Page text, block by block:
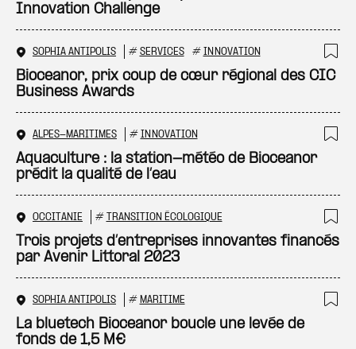
Innovation Challenge
SOPHIA ANTIPOLIS # SERVICES # INNOVATION
Bioceanor, prix coup de cœur régional des CIC
Business Awards
ALPES-MARITIMES # INNOVATION
Aquaculture : la station-météo de Bioceanor
prédit la qualité de l’eau
OCCITANIE # TRANSITION ÉCOLOGIQUE
Trois projets d’entreprises innovantes financés
par Avenir Littoral 2023
SOPHIA ANTIPOLIS # MARITIME
La bluetech Bioceanor boucle une levée de
fonds de 1,5 M€